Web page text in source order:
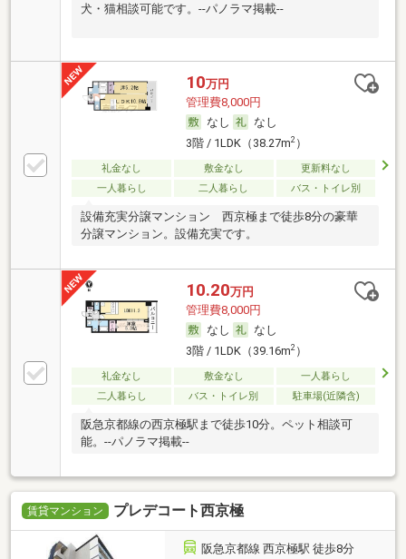
犬・猫相談可能です。--パノラマ掲載--
10万円
管理費8,000円
なし
なし
3階 / 1LDK（38.27m2）
礼金なし 敷金なし
更新料なし
一人暮らし
二人暮らし バス・トイレ別
設備充実分譲マンション 西京極まで徒歩8分の豪華
分譲マンション。設備充実です。
10.20万円
管理費8,000円
なし
なし
3階 / 1LDK（39.16m2）
礼金なし 敷金なし
一人暮らし
二人暮らし
バス・トイレ別 駐車場(近隣含)
阪急京都線の西京極駅まで徒歩10分。ペット相談可
能。--パノラマ掲載--
賃貸マンション プレデコート西京極
阪急京都線 西京極駅 徒歩8分